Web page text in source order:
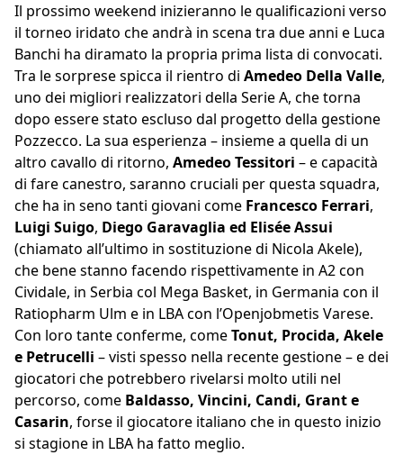
Il prossimo weekend inizieranno le qualificazioni verso
il torneo iridato che andrà in scena tra due anni e Luca
Banchi ha diramato la propria prima lista di convocati.
Tra le sorprese spicca il rientro di Amedeo Della Valle,
uno dei migliori realizzatori della Serie A, che torna
dopo essere stato escluso dal progetto della gestione
Pozzecco. La sua esperienza – insieme a quella di un
altro cavallo di ritorno, Amedeo Tessitori – e capacità
di fare canestro, saranno cruciali per questa squadra,
che ha in seno tanti giovani come Francesco Ferrari,
Luigi Suigo, Diego Garavaglia ed Elisée Assui
(chiamato all’ultimo in sostituzione di Nicola Akele),
che bene stanno facendo rispettivamente in A2 con
Cividale, in Serbia col Mega Basket, in Germania con il
Ratiopharm Ulm e in LBA con l’Openjobmetis Varese.
Con loro tante conferme, comeTonut, Procida, Akele
e Petrucelli – visti spesso nella recente gestione – e dei
giocatori che potrebbero rivelarsi molto utili nel
percorso, come Baldasso, Vincini, Candi, Grant e
Casarin, forse il giocatore italiano che in questo inizio
si stagione in LBA ha fatto meglio.